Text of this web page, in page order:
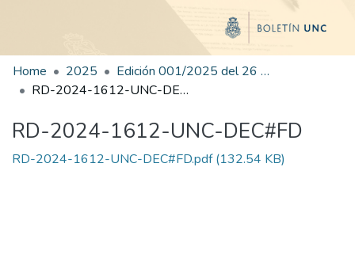
Home 2025
Edición 001/2025 del 26 de mayo de 2025
RD-2024-1612-UNC-DEC#FD
RD-2024-1612-UNC-DEC#FD
RD-2024-1612-UNC-DEC#FD.pdf(132.54 KB)